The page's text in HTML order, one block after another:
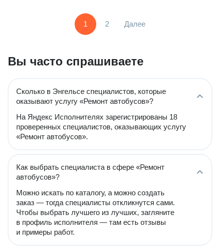
1 2 Далее
Вы часто спрашиваете
Сколько в Энгельсе специалистов, которые
оказывают услугу «Ремонт автобусов»?
На Яндекс Исполнителях зарегистрированы 18
проверенных специалистов, оказывающих услугу
«Ремонт автобусов».
Как выбрать специалиста в сфере «Ремонт
автобусов»?
Можно искать по каталогу, а можно создать
заказ — тогда специалисты откликнутся сами.
Чтобы выбрать лучшего из лучших, загляните
в профиль исполнителя — там есть отзывы
и примеры работ.